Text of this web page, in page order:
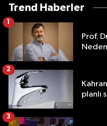
Trend Haberler
Prof.
1
planlı
2
3